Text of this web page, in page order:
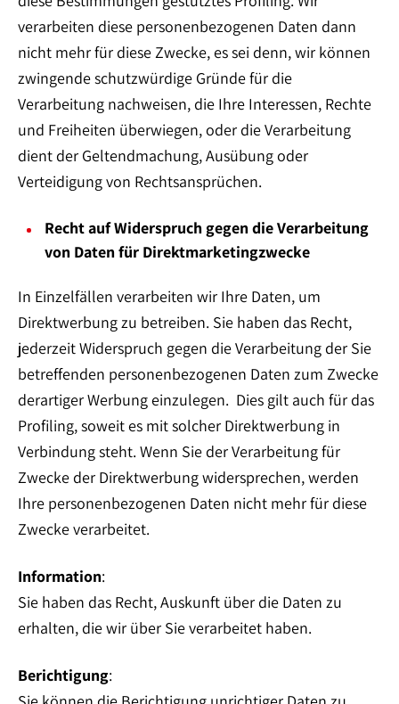
verarbeiten diese personenbezogenen Daten dann
nicht mehr für diese Zwecke, es sei denn, wir können
zwingende schutzwürdige Gründe für die
Verarbeitung nachweisen, die Ihre Interessen, Rechte
und Freiheiten überwiegen, oder die Verarbeitung
dient der Geltendmachung, Ausübung oder
Verteidigung von Rechtsansprüchen.
Recht auf Widerspruch gegen die Verarbeitung
von Daten für Direktmarketingzwecke
In Einzelfällen verarbeiten wir Ihre Daten, um
Direktwerbung zu betreiben. Sie haben das Recht,
jederzeit Widerspruch gegen die Verarbeitung der Sie
betreffenden personenbezogenen Daten zum Zwecke
derartiger Werbung einzulegen. Dies gilt auch für das
Profiling, soweit es mit solcher Direktwerbung in
Verbindung steht. Wenn Sie der Verarbeitung für
Zwecke der Direktwerbung widersprechen, werden
Ihre personenbezogenen Daten nicht mehr für diese
Zwecke verarbeitet.
Information:
Sie haben das Recht, Auskunft über die Daten zu
erhalten, die wir über Sie verarbeitet haben.
Berichtigung: